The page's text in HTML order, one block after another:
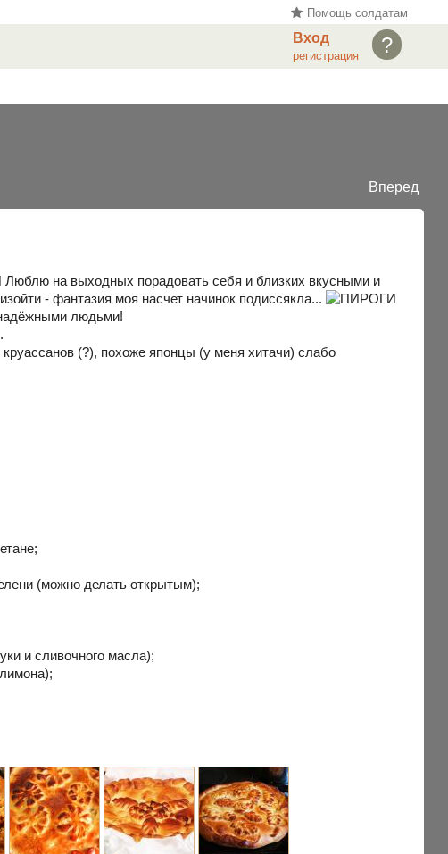
Помощь солдатам
?
Вход
регистрация
Вперед
Люблю на выходных порадовать себя и близких вкусными и
- фантазия моя насчет начинок подиссякла...
людьми!
(?), похоже японцы (у меня хитачи) слабо
(можно делать открытым);
и сливочного масла);